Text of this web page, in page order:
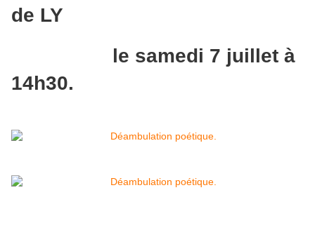
de LY
le samedi 7 juillet à
14h30.